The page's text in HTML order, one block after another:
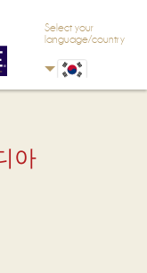
Select your
language/country
아